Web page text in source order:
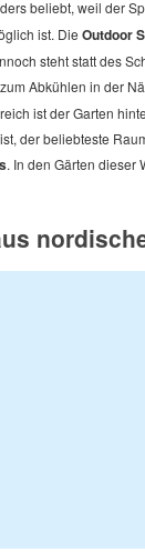
beliebt, weil der
ist. Die Outdoor
steht statt des
Abkühlen in der
ist der Garten
der beliebteste
. In den Gärten dieser